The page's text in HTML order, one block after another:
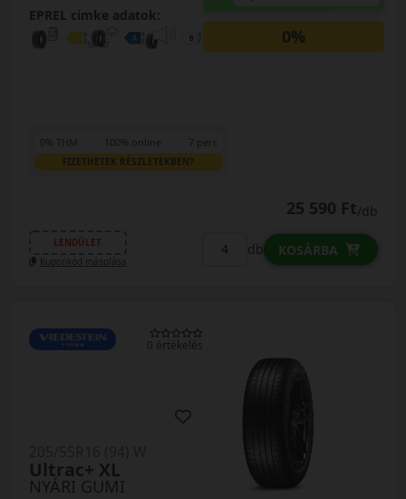
EPREL cimke adatok:
0%
0% THM 100% online 7 perc
FIZETHETEK RÉSZLETEKBEN?
25 590 Ft/db
LENDÜLET
Kuponkód másolása
db KOSÁRBA
0 értékelés
NYÁRI GUMI
Ultrac+ XL